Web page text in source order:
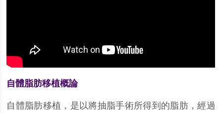
自體脂肪移植概論
自體脂肪移植，是以將抽脂手術所得到的脂肪，經過